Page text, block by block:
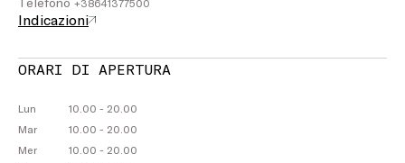
+38641377500
Indicazioni
ORARI DI APERTURA
Lun
10.00 - 20.00
Mar
10.00 - 20.00
Mer
10.00 - 20.00